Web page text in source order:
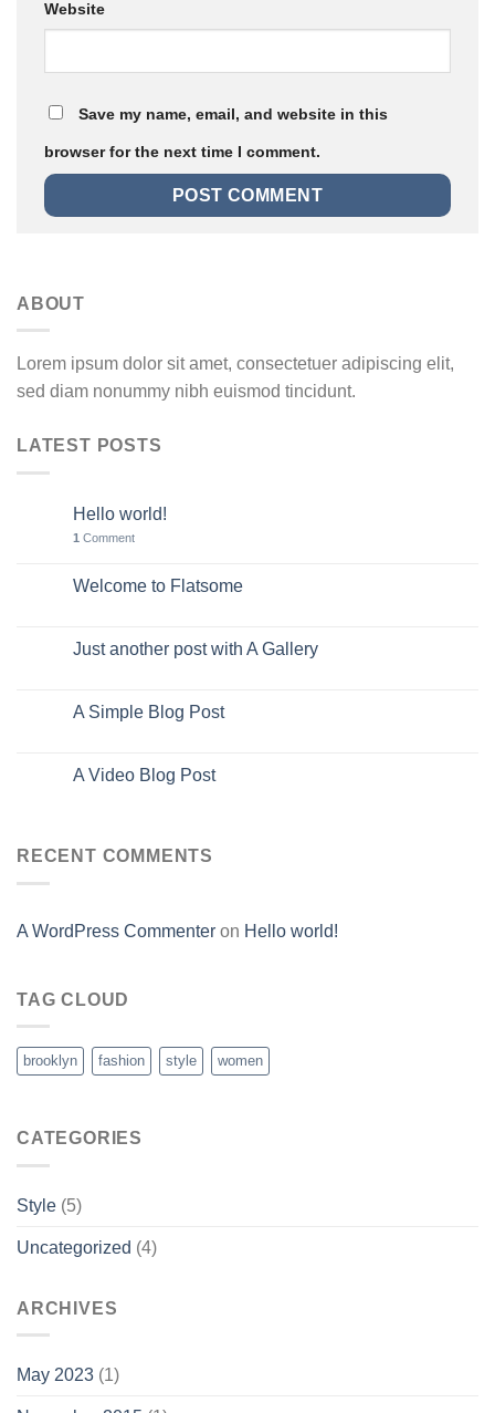
Website
Save my name, email, and website in this
browser for the next time I comment.
ABOUT
Lorem ipsum dolor sit amet, consectetuer adipiscing elit,
sed diam nonummy nibh euismod tincidunt.
LATEST POSTS
Hello world!
1 Comment
Welcome to Flatsome
Just another post with A Gallery
A Simple Blog Post
A Video Blog Post
RECENT COMMENTS
A WordPress Commenter on Hello world!
TAG CLOUD
brooklyn fashion style women
CATEGORIES
Style (5)
Uncategorized (4)
ARCHIVES
May 2023 (1)